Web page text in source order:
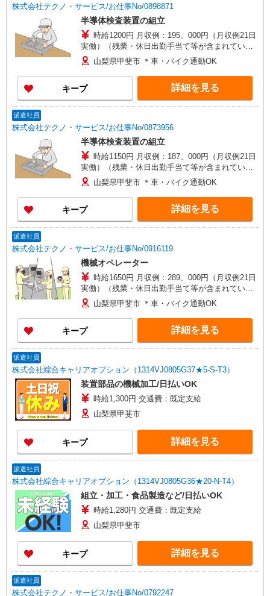
株式会社テクノ・サービス/お仕事No/0898871
半導体検査装置の組立
時給1200円 月収例：195、000円（月収例21日
実働）（残業・休日出勤手当て等が含まれていま
す） 交通費全額支給
山梨県甲斐市 ＊車・バイク通勤OK
キープ 詳細を見る
派遣社員
株式会社テクノ・サービス/お仕事No/0873956
半導体検査装置の組立
時給1150円 月収例：187、000円（月収例21日
実働）（残業・休日出勤手当て等が含まれていま
す） 交通費全額支給
山梨県甲斐市 ＊車・バイク通勤OK
キープ 詳細を見る
派遣社員
株式会社テクノ・サービス/お仕事No/0916119
機械オペレーター
時給1650円 月収例：289、000円（月収例21日
実働）（残業・休日出勤手当て等が含まれていま
す） 交通費全額支給
山梨県甲斐市 ＊車・バイク通勤OK
キープ 詳細を見る
派遣社員
株式会社綜合キャリアオプション（1314VJ0805G37★5-S-T3）
装置部品の機械加工/日払いOK
時給1,300円 交通費：既定支給
山梨県甲斐市
キープ 詳細を見る
派遣社員
株式会社綜合キャリアオプション（1314VJ0805G36★20-N-T4）
組立・加工・食品製造など/日払いOK
時給1,280円 交通費：既定支給
山梨県甲斐市
キープ 詳細を見る
派遣社員
株式会社テクノ・サービス/お仕事No/0792247